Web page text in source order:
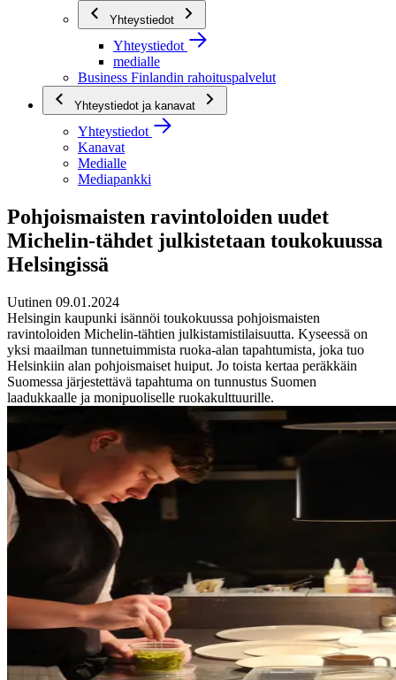
Yhteystiedot
Yhteystiedot
medialle
Business Finlandin rahoituspalvelut
Yhteystiedot ja kanavat
Yhteystiedot
Kanavat
Medialle
Mediapankki
Pohjoismaisten ravintoloiden uudet
Michelin-tähdet julkistetaan toukokuussa
Helsingissä
Uutinen 09.01.2024
Helsingin kaupunki isännöi toukokuussa pohjoismaisten
ravintoloiden Michelin-tähtien julkistamistilaisuutta. Kyseessä on
yksi maailman tunnetuimmista ruoka-alan tapahtumista, joka tuo
Helsinkiin alan pohjoismaiset huiput. Jo toista kertaa peräkkäin
Suomessa järjestettävä tapahtuma on tunnustus Suomen
laadukkaalle ja monipuoliselle ruokakulttuurille.